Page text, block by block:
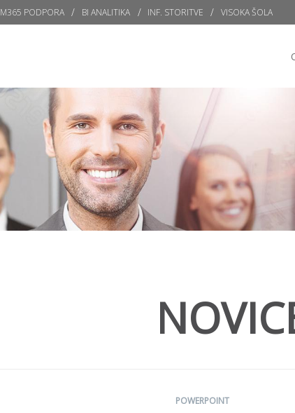
M365 PODPORA BI ANALITIKA INF. STORITVE VISOKA ŠOLA
POWERPOINT